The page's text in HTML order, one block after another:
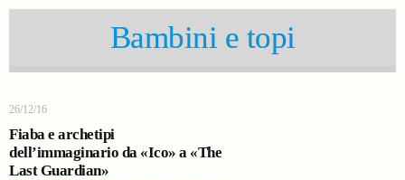
Bambini e topi
26/12/16
Fiaba e archetipi
dell’immaginario da «Ico» a «The
Last Guardian»